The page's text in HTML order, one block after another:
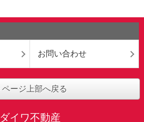
お問い合わせ
ページ上部へ戻る
ダイワ不動産